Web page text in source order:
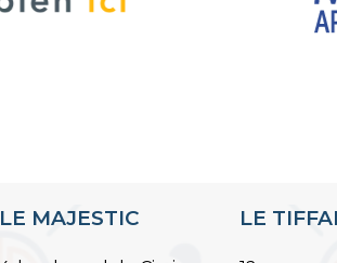
LE MAJESTIC LE